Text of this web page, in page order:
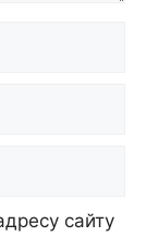
сайту